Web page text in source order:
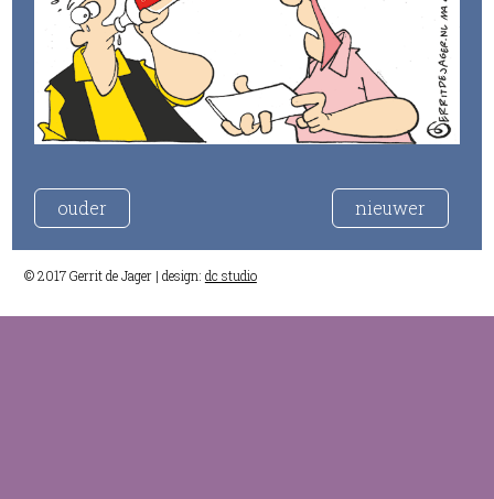
ouder nieuwer
© 2017 Gerrit de Jager | design: dc studio